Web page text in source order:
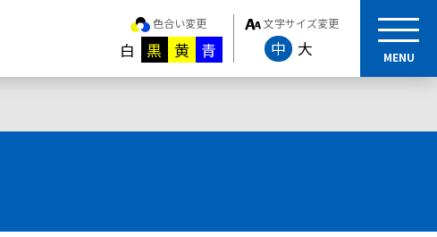
色合い変更
白 黒 黄 青
文字サイズ変更
中 大 MENU